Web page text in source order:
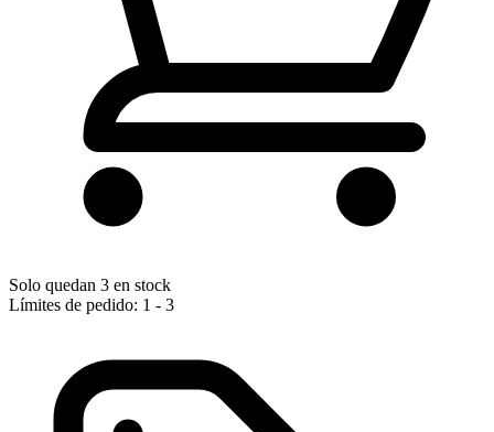
Solo quedan 3 en stock
Límites de pedido: 1 - 3